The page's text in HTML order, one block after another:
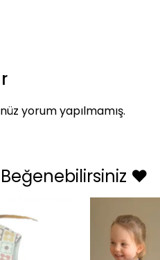
yorum yapılmamış.
❤️